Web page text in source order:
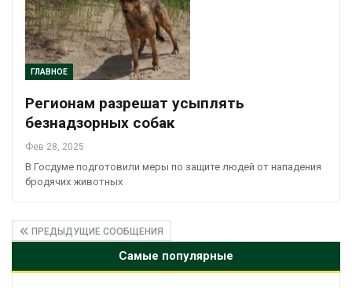
ГЛАВНОЕ
Регионам разрешат усыплять
безнадзорных собак
Фев 28, 2025
В Госдуме подготовили меры по защите людей от нападения
бродячих животных
ПРЕДЫДУЩИЕ СООБЩЕНИЯ
Самые популярные